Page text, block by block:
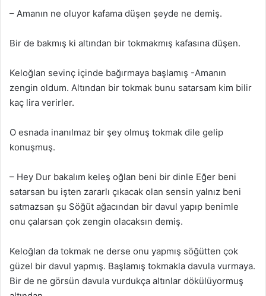
– Amanın ne oluyor kafama düşen şeyde ne demiş.
Bir de bakmış ki altından bir tokmakmış kafasına düşen.
Keloğlan sevinç içinde bağırmaya başlamış -Amanın
zengin oldum. Altından bir tokmak bunu satarsam kim bilir
kaç lira verirler.
O esnada inanılmaz bir şey olmuş tokmak dile gelip
konuşmuş.
– Hey Dur bakalım keleş oğlan beni bir dinle Eğer beni
satarsan bu işten zararlı çıkacak olan sensin yalnız beni
satmazsan şu Söğüt ağacından bir davul yapıp benimle
onu çalarsan çok zengin olacaksın demiş.
Keloğlan da tokmak ne derse onu yapmış söğütten çok
güzel bir davul yapmış. Başlamış tokmakla davula vurmaya.
Bir de ne görsün davula vurdukça altınlar dökülüyormuş